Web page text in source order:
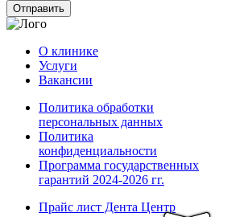
О клинике
Услуги
Вакансии
Политика обработки
персональных данных
Политика
конфиденциальности
Программа государственных
гарантий 2024-2026 гг.
Прайс лист Дента Центр